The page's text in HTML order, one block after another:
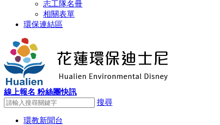
志工隊名冊
相關表單
環保連結區
線上報名 粉絲團快訊
搜尋
環教新聞台